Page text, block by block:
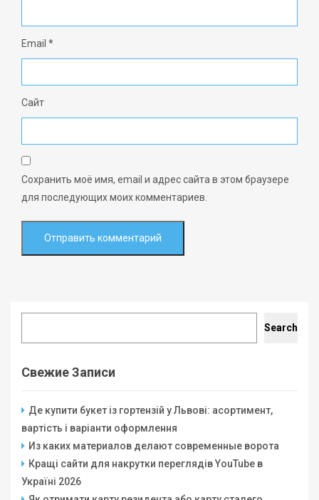
Email *
Сайт
Сохранить моё имя, email и адрес сайта в этом браузере
для последующих моих комментариев.
Search
Свежие Записи
Де купити букет із гортензій у Львові: асортимент,
вартість і варіанти оформлення
Из каких материалов делают современные ворота
Кращі сайти для накрутки переглядів YouTube в
Україні 2026